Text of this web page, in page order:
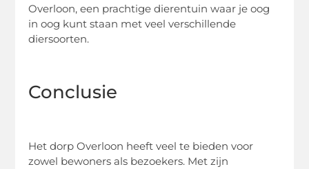
Overloon, een prachtige dierentuin waar je oog
in oog kunt staan ​​met veel verschillende
diersoorten.
Conclusie
Het dorp Overloon heeft veel te bieden voor
zowel bewoners als bezoekers. Met zijn